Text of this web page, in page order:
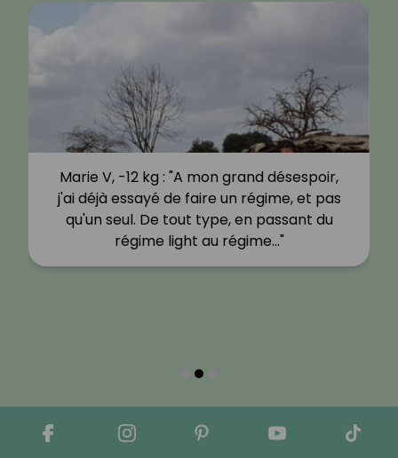
Marie V, -12 kg : "A mon grand désespoir,
j'ai déjà essayé de faire un régime, et pas
qu'un seul. De tout type, en passant du
régime light au régime…"